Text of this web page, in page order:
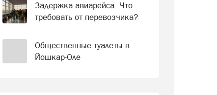
Задержка авиарейса. Что
требовать от перевозчика?
Общественные туалеты в
Йошкар-Оле